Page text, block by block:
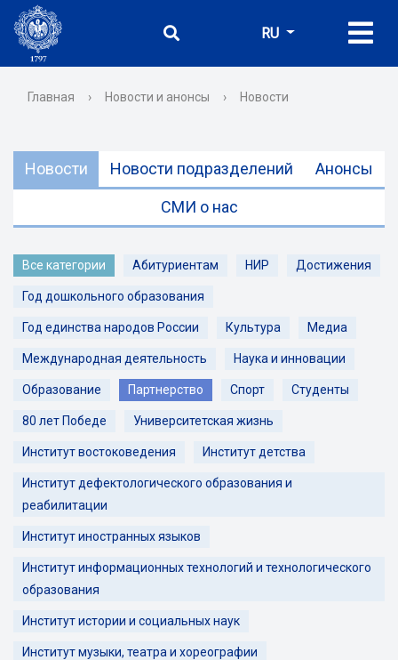
RU
Главная › Новости и анонсы › Новости
Новости Новости подразделений Анонсы
СМИ о нас
Все категории Абитуриентам НИР Достижения
Год дошкольного образования
Год единства народов России Культура Медиа
Международная деятельность Наука и инновации
Образование Партнерство Спорт Студенты
80 лет Победе Университетская жизнь
Институт востоковедения Институт детства
Институт дефектологического образования и
реабилитации
Институт иностранных языков
Институт информационных технологий и технологического
образования
Институт истории и социальных наук
Институт музыки, театра и хореографии